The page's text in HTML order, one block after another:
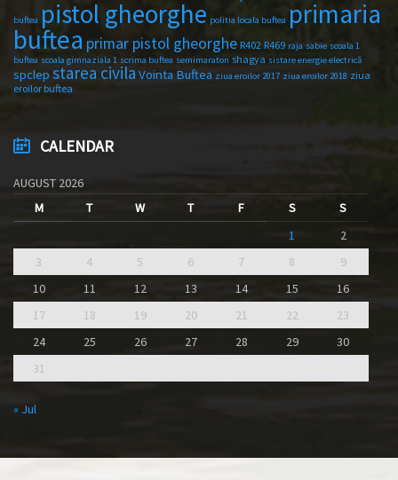
buftea pistol gheorghe politia locala buftea primaria
buftea primar pistol gheorghe R402 R469 raja sabie scoala 1
buftea scoala gimnaziala 1 scrima buftea semimaraton shagya sistare energie electrică
spclep starea civila Vointa Buftea ziua eroilor 2017 ziua eroilor 2018 ziua
eroilor buftea
CALENDAR
AUGUST 2026
M
T W T F S
S
1
2
3
4 5 6 7 8
9
10
11 12 13 14 15
16
17
18 19 20 21 22
23
24
25 26 27 28 29
30
31
« Jul